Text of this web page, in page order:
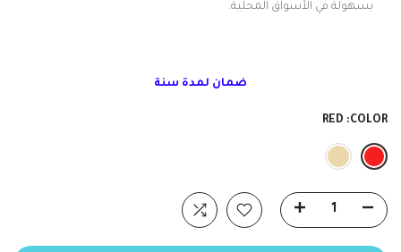
بسهولة في الأسواق المحلية.
ضمان لمدة سنة
COLOR:
RED